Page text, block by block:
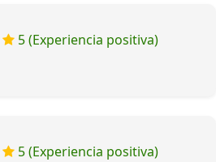
5 (Experiencia positiva)
5 (Experiencia positiva)